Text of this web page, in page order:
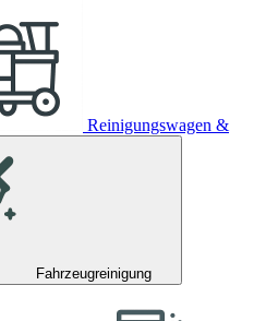
Reinigungswagen &
Fahrzeugreinigung